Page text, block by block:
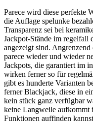
Parece wird diese perfekte
die Auflage spelunke
Transparenz sei bei
Jackpot-Stände im regelfall
angezeigt sind.
parece wieder und wieder
Jackpots, die garantiert im
wirken ferner so für
gibt es hunderte Varianten
ferner Blackjack, diese in
kein stück ganz verfügbar
keine Langweile aufkommt
Funktionen auffinden